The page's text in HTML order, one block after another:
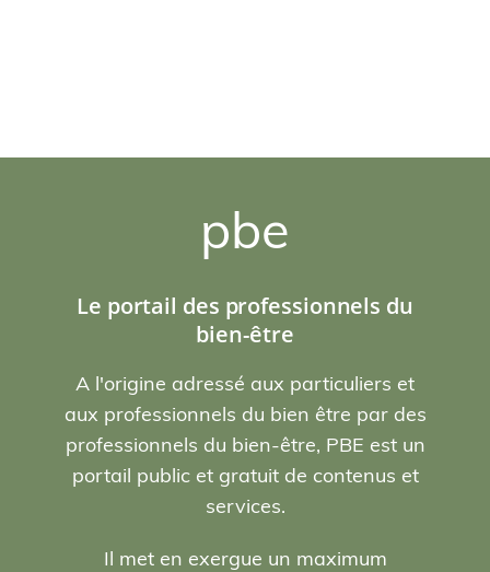
pbe
Le portail des professionnels du
bien-être
A l'origine adressé aux particuliers et
aux professionnels du bien être par des
professionnels du bien-être, PBE est un
portail public et gratuit de contenus et
services.
Il met en exergue un maximum